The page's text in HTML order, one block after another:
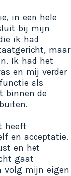
in een hele
bij mijn
ik had
maar
Ik had het
en mij verder
als
binnen de
heeft
en acceptatie.
en het
gaat
volg mijn eigen